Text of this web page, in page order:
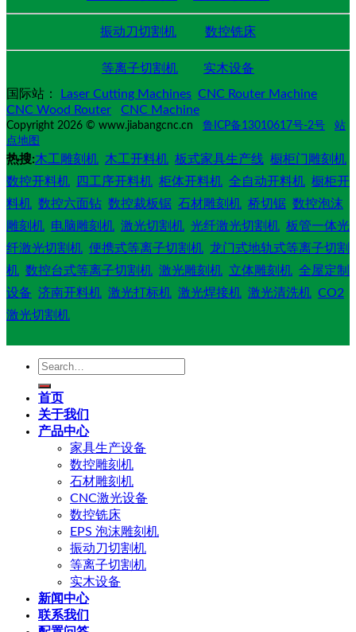
振动刀切割机 数控铣床
等离子切割机
实木设备
国际站：
Laser Cutting Machines CNC Router Machine
CNC Wood Router
CNC Machine
Copyright 2026 © www.jiabangcnc.cn 鲁ICP备13010617号-2号
站
点地图
热搜:木工雕刻机 木工开料机 板式家具生产线 橱柜门雕刻机
数控开料机
四工序开料机 柜体开料机 全自动开料机 橱柜开
料机 数控六面钻 数控裁板锯 石材雕刻机 桥切锯 数控泡沫
雕刻机 电脑雕刻机 激光切割机 光纤激光切割机 板管一体光
纤激光切割机 便携式等离子切割机 龙门式地轨式等离子切割
机 数控台式等离子切割机 激光雕刻机 立体雕刻机 全屋定制
设备 济南开料机 激光打标机 激光焊接机 激光清洗机 CO2
激光切割机
Search
首页
关于我们
产品中心
家具生产设备
数控雕刻机
石材雕刻机
CNC激光设备
数控铣床
EPS 泡沫雕刻机
振动刀切割机
等离子切割机
实木设备
新闻中心
联系我们